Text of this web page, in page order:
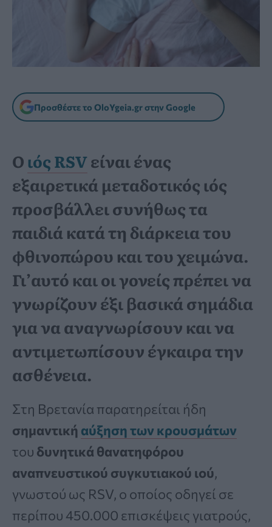
Προσθέστε το OloYgeia.gr στην Google
Οιός RSVείναι ένας
εξαιρετικά μεταδοτικός ιός
προσβάλλει συνήθως τα
παιδιά κατά τη διάρκεια του
φθινοπώρου και του χειμώνα.
Γι’αυτό και οι γονείς πρέπει να
γνωρίζουν έξι βασικά σημάδια
για να αναγνωρίσουν και να
αντιμετωπίσουν έγκαιρα την
ασθένεια.
Στη Βρετανία παρατηρείται ήδη
σημαντική αύξηση των κρουσμάτων
του δυνητικά θανατηφόρου
αναπνευστικού συγκυτιακού ιού,
γνωστού ως RSV, ο οποίος οδηγεί σε
περίπου 450.000 επισκέψεις γιατρούς,